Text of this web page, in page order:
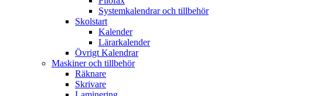
Systemkalendrar och tillbehör
Skolstart
Kalender
Lärarkalender
Övrigt Kalendrar
Maskiner och tillbehör
Räknare
Skrivare